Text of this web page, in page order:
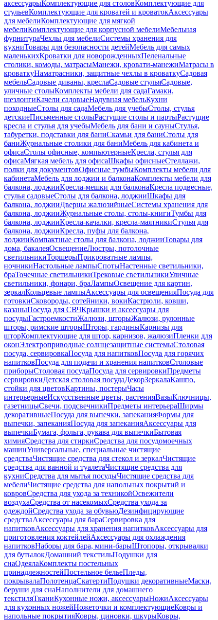
аксессуарыКомплектующие для столовКомплектующие для
стульевКомплектующие для кроватей и кроватокАксессуары
для мебелиКомплектующие для мягкой
мебелиКомплектующие для корпусной мебелиМебельная
фурнитураЧехлы для мебелиСистемы хранения для
кухниТовары для безопасности детейМебель для самых
маленькихКроватки для новорожденныхПеленальные
столики, комоды, матрасыМанежи, кровати-манежиМатрасы в
кроваткуНаматрасники, защитные чехлы в кроваткуСадовая
мебельСадовые диваны, креслаСадовые стульяСадовые,
уличные столыКомплекты мебели для садаГамаки,
шезлонгиКачели садовыеНадувная мебельКухни
походныеСтолы для садаМебель для учебыСтолы, стулья
детскиеПисьменные столыРастущие столы и партыРастущие
кресла и стулья для учебыМебель для бани и сауныСтулья,
табуретки, подставки для баниСкамьи для баниСтолы для
баниЖурнальные столики для баниМебель для кабинета и
офисаСтолы офисные, компьютерныеКресла, стулья для
офисаМягкая мебель для офисаШкафы офисныеСтеллажи,
полки для документовОфисные тумбыКомплекты мебели для
кабинетаМебель для лоджии и балконаКомплекты мебели для
балкона, лоджииКресла-мешки для балконаКресла подвесные,
стулья садовыеСтолы для балкона, лоджииШкафы для
балкона, лоджииДверцы жалюзийныеСистемы хранения для
балкона, лоджииЖурнальные столы, столы-книгиТумбы для
балкона, лоджииКресла-качалки, кресла-маятникиСтулья для
балкона, лоджииКресла, пуфы для балкона,
лоджииКомпактные столы для балкона, лоджииТовары для
дома, бакалеяОсвещениеЛюстры, потолочные
светильникиТоршерыПрикроватные лампы,
ночникиНастольные лампыСпотыНастенные светильники,
браТочечные светильникиТрековые светильникиУличные
светильники, фонари, браЛампыОсвещение для картин,
зеркалКольцевые лампыАксессуары для освещенияПосуда для
готовкиСковороды, сотейники, вокиКастрюли, ковши,
казаныПосуда для СВЧКрышки и аксессуары для
посудыГастроемкостиЖалюзи, шторыЖалюзи, рулонные
шторы, римские шторыШторы, гардиныКарнизы для
шторКомплектующие для штор, карнизов, жалюзиПленки для
оконЭлектроприводные солнцезащитные системыСтоловая
посуда, сервировкаПосуда для напитковПосуда для горячих
напитковПосуда для подачи и хранения напитковСтоловые
приборыСтоловая посудаПосуда для сервировкиПредметы
сервировкиДетская столовая посудаДекорЗеркалаКашпо,
стойки для цветовКартины, постерыЧасы
интерьерныеИскусственные цветы, растенияВазыКлючницы,
газетницыСвечи, подсвечникиПредметы интерьераШирмы
декоративныеПосуда для выпечки, запеканияФормы для
выпечки, запеканияПосуда для запеканияАксессуары для
выпечкиБумага, фольга, рукава для выпечкиБытовая
химияСредства для стиркиСредства для посудомоечных
машинУниверсальные, специальные чистящие
средстваЧистящие средства для стекол и зеркалЧистящие
средства для ванной и туалетаЧистящие средства для
кухниСредства для мытья посудыЧистящие средства для
мебелиЧистящие средства для напольных покрытий и
ковровСредства для ухода за техникойОсвежители
воздухаСредства от насекомыхСредства ухода за
одеждойСредства ухода за обувьюДезинфицирующие
средстваАксессуары для бараСервировка для
напитковАксессуары для хранения напитковАксессуары для
приготовления коктейлейАксессуары для охлаждения
напитковНаборы для бара, мини-барыШтопоры, открывалки
для бутылокДомашний текстильПодушки для
снаОдеялаКомплекты постельных
принадлежностейПостельное бельеПледы,
покрывалаПолотенцаСкатертиПодушки декоративныеМаски,
беруши для снаНаполнители для домашнего
текстиляТканиКухонные ножи, аксессуарыНожиАксессуары
для кухонных ножейНожеточки и комплектующиеКовры и
напольные покрытияКовры, циновки, шкурыКовры,